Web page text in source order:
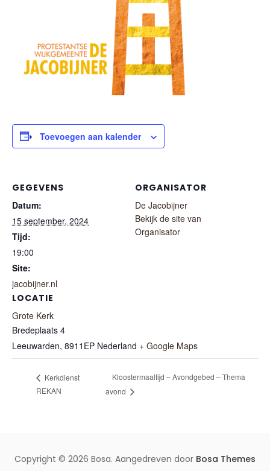
Toevoegen aan kalender
GEGEVENS
Datum:
15 september, 2024
Tijd:
19:00
Site:
jacobijner.nl
LOCATIE
Grote Kerk
Bredeplaats 4
Leeuwarden, 8911EP Nederland + Google Maps
ORGANISATOR
De Jacobijner
Bekijk de site van
Organisator
Kerkdienst
REKAN
Kloostermaaltijd – Avondgebed – Thema
avond
Copyright © 2026 Bosa. Aangedreven door Bosa Themes